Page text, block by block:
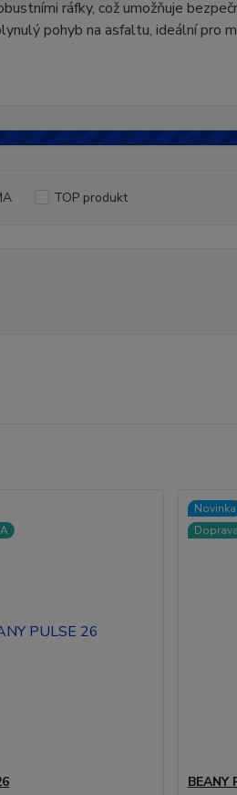
ráfky, což umožňuje
pohyb na asfaltu, ideální pro
TOP produkt
Novinka
BEANY